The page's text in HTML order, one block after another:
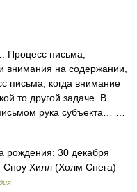
Процесс письма,
внимания на содержании,
письма, когда внимание
то другой задаче. В
рука субъекта… …
рождения: 30 декабря
Сноу Хилл (Холм Снега)